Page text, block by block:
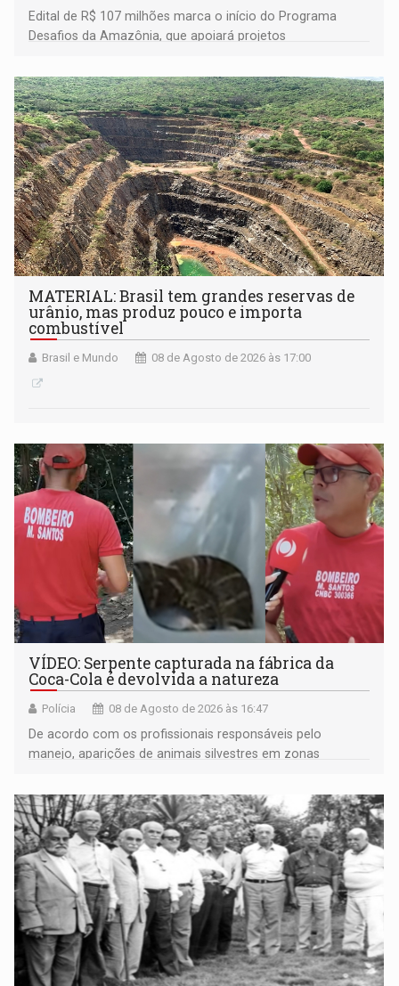
Edital de R$ 107 milhões marca o início do Programa
Desafios da Amazônia, que apoiará projetos
submissão de pré-propostas poderá ser feita até 1º de
setembro
MATERIAL: Brasil tem grandes reservas de
urânio, mas produz pouco e importa
combustível
Brasil e Mundo 08 de Agosto de 2026 às 17:00
VÍDEO: Serpente capturada na fábrica da
Coca-Cola é devolvida a natureza
Polícia 08 de Agosto de 2026 às 16:47
De acordo com os profissionais responsáveis pelo
manejo, aparições de animais silvestres em zonas